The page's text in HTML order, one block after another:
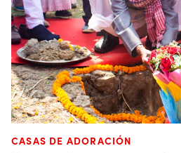
CASAS DE ADORACIÓN